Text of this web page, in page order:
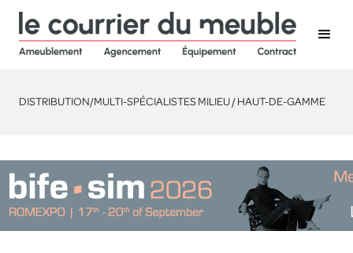
DISTRIBUTION/MULTI-SPÉCIALISTES MILIEU / HAUT-DE-GAMME